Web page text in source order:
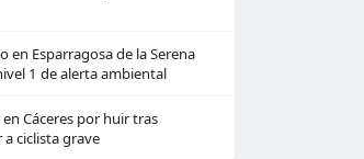
en Esparragosa de la Serena
1 de alerta ambiental
Cáceres por huir tras
ciclista grave